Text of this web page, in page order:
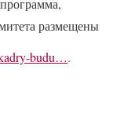
размещены
budu….